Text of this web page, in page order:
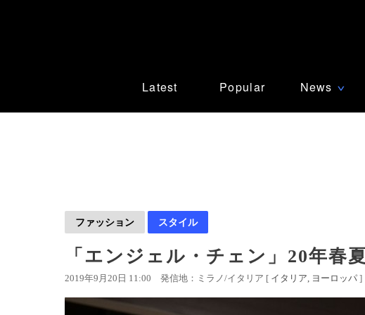
Latest Popular News ∨
ファッション スタイル
「エンジェル・チェン」20年春夏
2019年9月20日 11:00 発信地：ミラノ/イタリア [ イタリア ヨーロッパ ]